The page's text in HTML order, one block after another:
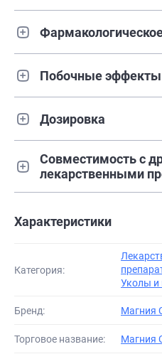
Побочные эффекты
Дозировка
Совместимость с
лекарственными
Характеристики
Категория:
Уколы и
Бренд: Магния
Торговое название: Магния